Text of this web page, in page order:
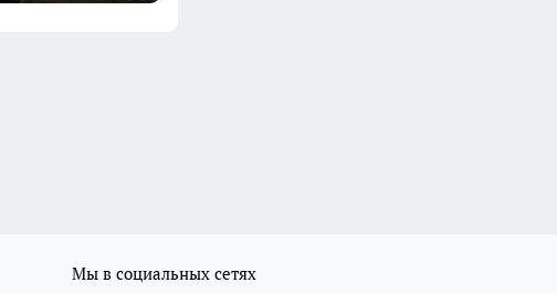
Мы в социальных сетях